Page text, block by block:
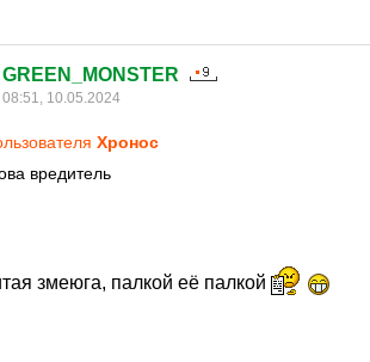
GREEN_MONSTER
08:51, 10.05.2024
Хронос
вредитель
змеюга, палкой её палкой